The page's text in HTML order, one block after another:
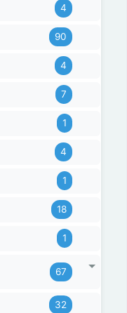
4
90
4
7
1
4
1
18
1
67
32